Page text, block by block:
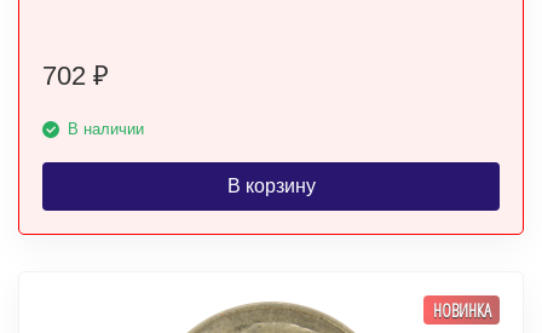
702 ₽
В наличии
В корзину
НОВИНКА